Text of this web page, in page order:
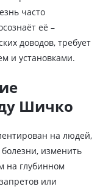
часто
её –
доводов, требует
и установками.
Шичко
на людей,
изменить
на глубинном
или